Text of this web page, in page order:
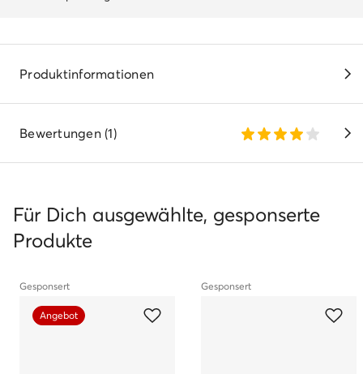
Produktinformationen
Bewertungen (1)
Für Dich ausgewählte, gesponserte
Produkte
Gesponsert
Angebot
Gesponsert